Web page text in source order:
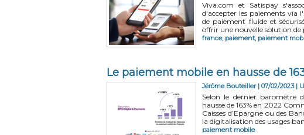
Viva.com et Satispay
d'accepter les paiements via
de paiement fluide et
offrir une nouvelle solution
france, paiement, paiement
​Le paiement mobile en hausse de
Jérôme Bouteiller| 07/02/2023|
Selon le dernier baromètre
hausse de 163% en 2022
Caisses d’Epargne ou des
la digitalisation des usages
paiement mobile